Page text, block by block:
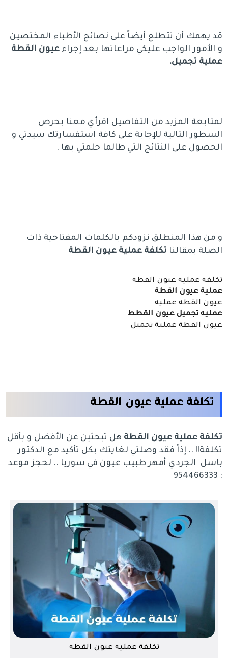
قد يهمك أن تتطلع أيضاً على نصائح الأطباء المختصين
و الأمور الواجب عليكي مراعاتها بعد إجراءعيون القطة
عملية تجميل.
لمتابعة المزيد من التفاصيل اقرأي معنا بحرص
السطور التالية للإجابة على كافة استفسارتك سيدتي و
الحصول على النتائج التي طالما حلمتي بها .
و من هذا المنطلق نزودكم بالكلمات المفتاحية ذات
الصلة بمقالنا تكلفة عملية عيون القطة
تكلفة عملية عيون القطة
عملية عيون القطة
عيون القطه عمليه
عمليه تجميل عيون القطط
عيون القطة عملية تجميل
تكلفة عملية عيون القطة
تكلفة عملية عيون القطة هل تبحثين عن الأفضل و بأقل
تكلفة!! .. إذاً فقد وصلتي لغايتك بكل تأكيد مع الدكتور
باسل الجردي أمهر طبيب عيون في سوريا .. لحجز موعد
: 954466333
تكلفة عملية عيون القطة